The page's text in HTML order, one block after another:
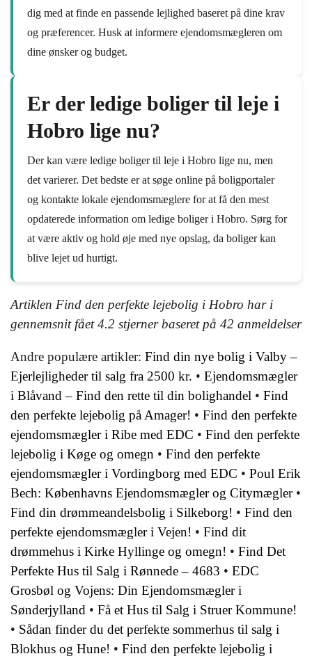
dig med at finde en passende lejlighed baseret på dine krav
og præferencer. Husk at informere ejendomsmægleren om
dine ønsker og budget.
Er der ledige boliger til leje i
Hobro lige nu?
Der kan være ledige boliger til leje i Hobro lige nu, men
det varierer. Det bedste er at søge online på boligportaler
og kontakte lokale ejendomsmæglere for at få den mest
opdaterede information om ledige boliger i Hobro. Sørg for
at være aktiv og hold øje med nye opslag, da boliger kan
blive lejet ud hurtigt.
Artiklen Find den perfekte lejebolig i Hobro har i
gennemsnit fået4.2 stjerner baseret på 42 anmeldelser
Andre populære artikler: Find din nye bolig i Valby –
Ejerlejligheder til salg fra 2500 kr. • Ejendomsmægler
i Blåvand – Find den rette til din bolighandel • Find
den perfekte lejebolig på Amager! • Find den perfekte
ejendomsmægler i Ribe med EDC • Find den perfekte
lejebolig i Køge og omegn • Find den perfekte
ejendomsmægler i Vordingborg med EDC • Poul Erik
Bech: Københavns Ejendomsmægler og Citymægler•
Find din drømmeandelsbolig i Silkeborg! • Find den
perfekte ejendomsmægler i Vejen! • Find dit
drømmehus i Kirke Hyllinge og omegn! • Find Det
Perfekte Hus til Salg i Rønnede – 4683 • EDC
Grosbøl og Vojens: Din Ejendomsmægler i
Sønderjylland • Få et Hus til Salg i Struer Kommune!
• Sådan finder du det perfekte sommerhus til salg i
Blokhus og Hune! • Find den perfekte lejebolig i